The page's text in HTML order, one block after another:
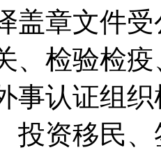
盖章文件
、检验检
事认证组
投资移民